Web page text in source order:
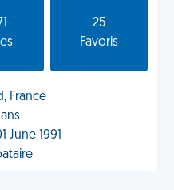
25
Favoris
France
June 1991